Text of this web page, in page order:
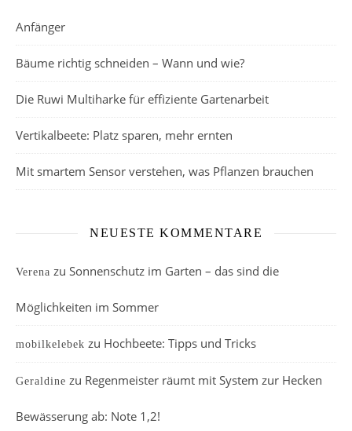
Anfänger
Bäume richtig schneiden – Wann und wie?
Die Ruwi Multiharke für effiziente Gartenarbeit
Vertikalbeete: Platz sparen, mehr ernten
Mit smartem Sensor verstehen, was Pflanzen brauchen
NEUESTE KOMMENTARE
Verena zu Sonnenschutz im Garten – das sind die
Möglichkeiten im Sommer
mobilkelebek zu Hochbeete: Tipps und Tricks
Geraldine zu Regenmeister räumt mit System zur Hecken
Bewässerung ab: Note 1,2!